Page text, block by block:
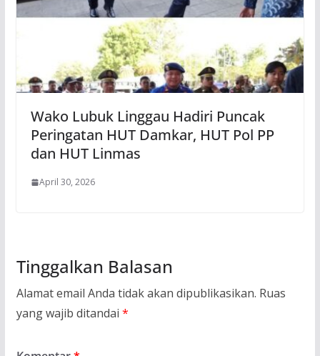
Wako Lubuk Linggau Hadiri Puncak
Peringatan HUT Damkar, HUT Pol PP
dan HUT Linmas
April 30, 2026
Tinggalkan Balasan
Alamat email Anda tidak akan dipublikasikan. Ruas
yang wajib ditandai *